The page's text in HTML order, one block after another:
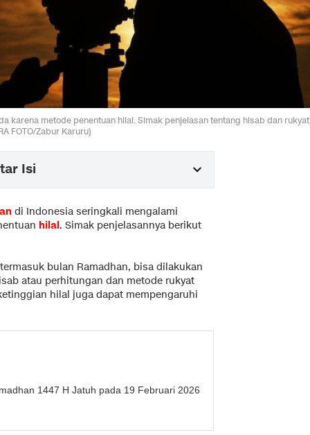
karena metode penentuan hilal. Simak penjelasan tentang hisab dan rukyat
FOTO/Zabur Karuru)
Isi
di Indonesia seringkali mengalami
hilal. Simak penjelasannya berikut
bulan Ramadhan, bisa dilakukan
atau perhitungan dan metode rukyat
hilal juga dapat mempengaruhi
1447 H Jatuh pada 19 Februari 2026